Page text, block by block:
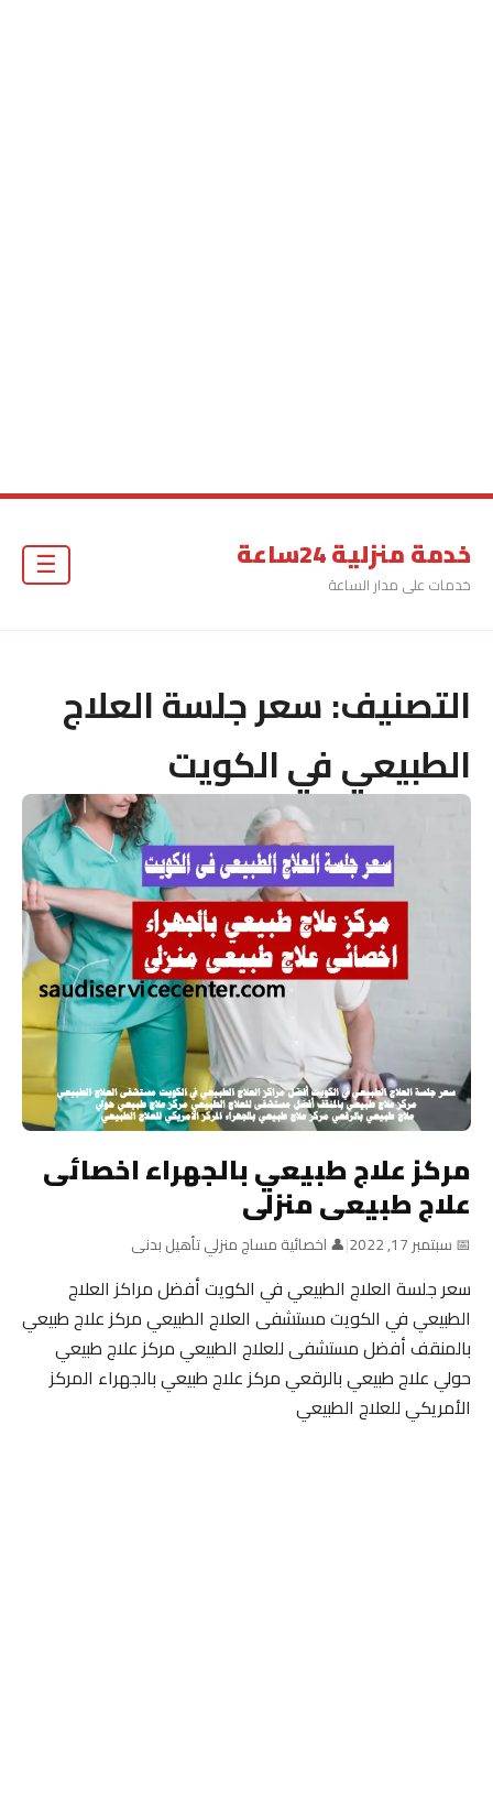
خدمة منزلية 24ساعة
خدمات على مدار الساعة
☰
التصنيف:سعر جلسة العلاج
الطبيعي في الكويت
مركز علاج طبيعي بالجهراء اخصائى
علاج طبيعى منزلى
📅 سبتمبر 17, 2022 |👤 اخصائية مساج منزلي تأهيل بدنى
سعر جلسة العلاج الطبيعي في الكويت أفضل مراكز العلاج
الطبيعي في الكويت مستشفى العلاج الطبيعي مركز علاج طبيعي
بالمنقف أفضل مستشفى للعلاج الطبيعي مركز علاج طبيعي
حولي علاج طبيعي بالرقعي مركز علاج طبيعي بالجهراء المركز
الأمريكي للعلاج الطبيعي